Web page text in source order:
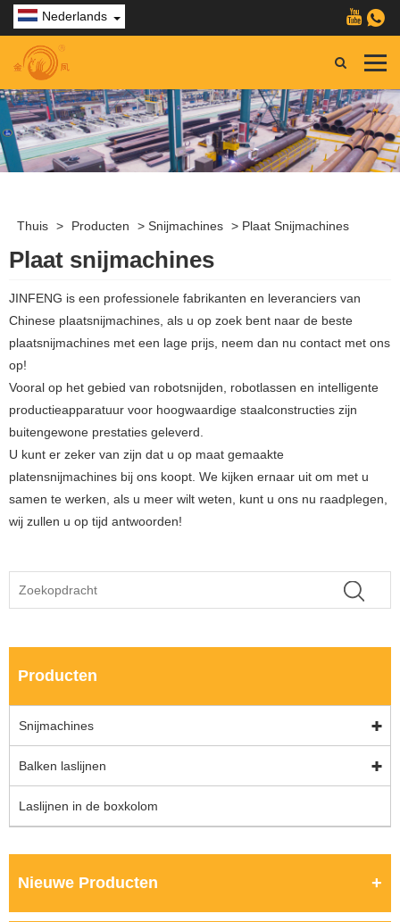
Nederlands
Thuis > Producten > Snijmachines > Plaat Snijmachines
Plaat snijmachines
JINFENG is een professionele fabrikanten en leveranciers van
Chinese plaatsnijmachines, als u op zoek bent naar de beste
plaatsnijmachines met een lage prijs, neem dan nu contact met ons
op!
Vooral op het gebied van robotsnijden, robotlassen en intelligente
productieapparatuur voor hoogwaardige staalconstructies zijn
buitengewone prestaties geleverd.
U kunt er zeker van zijn dat u op maat gemaakte
platensnijmachines bij ons koopt. We kijken ernaar uit om met u
samen te werken, als u meer wilt weten, kunt u ons nu raadplegen,
wij zullen u op tijd antwoorden!
Producten
Snijmachines
Balken laslijnen
Laslijnen in de boxkolom
Nieuwe Producten